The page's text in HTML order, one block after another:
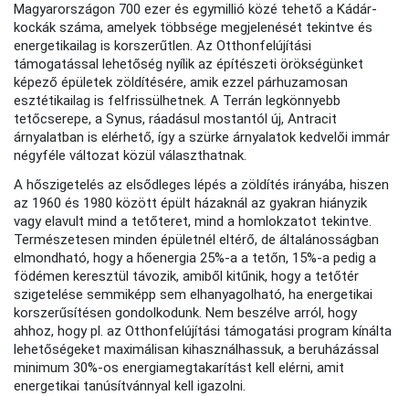
Magyarországon 700 ezer és egymillió közé tehető a Kádár-
kockák száma, amelyek többsége megjelenését tekintve és
energetikailag is korszerűtlen. Az Otthonfelújítási
támogatással lehetőség nyílik az építészeti örökségünket
képező épületek zöldítésére, amik ezzel párhuzamosan
esztétikailag is felfrissülhetnek. A Terrán legkönnyebb
tetőcserepe, a Synus, ráadásul mostantól új, Antracit
árnyalatban is elérhető, így a szürke árnyalatok kedvelői immár
négyféle változat közül választhatnak.
A hőszigetelés az elsődleges lépés a zöldítés irányába, hiszen
az 1960 és 1980 között épült házaknál az gyakran hiányzik
vagy elavult mind a tetőteret, mind a homlokzatot tekintve.
Természetesen minden épületnél eltérő, de általánosságban
elmondható, hogy a hőenergia 25%-a a tetőn, 15%-a pedig a
födémen keresztül távozik, amiből kitűnik, hogy a tetőtér
szigetelése semmiképp sem elhanyagolható, ha energetikai
korszerűsítésen gondolkodunk. Nem beszélve arról, hogy
ahhoz, hogy pl. az Otthonfelújítási támogatási program kínálta
lehetőségeket maximálisan kihasználhassuk, a beruházással
minimum 30%-os energiamegtakarítást kell elérni, amit
energetikai tanúsítvánnyal kell igazolni.